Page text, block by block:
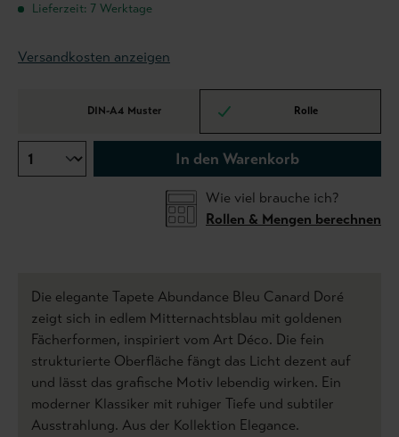
Lieferzeit: 7 Werktage
Versandkosten anzeigen
DIN-A4 Muster Rolle
In den Warenkorb
Wie viel brauche ich?
Rollen & Mengen berechnen
Die elegante Tapete Abundance Bleu Canard Doré
zeigt sich in edlem Mitternachtsblau mit goldenen
Fächerformen, inspiriert vom Art Déco. Die fein
strukturierte Oberfläche fängt das Licht dezent auf
und lässt das grafische Motiv lebendig wirken. Ein
moderner Klassiker mit ruhiger Tiefe und subtiler
Ausstrahlung. Aus der Kollektion Elegance.